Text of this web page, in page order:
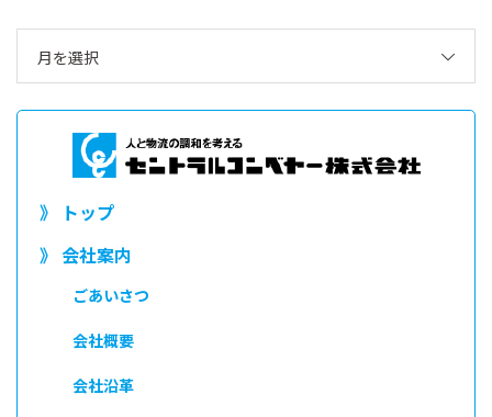
月を選択
》 トップ
》 会社案内
ごあいさつ
会社概要
会社沿革